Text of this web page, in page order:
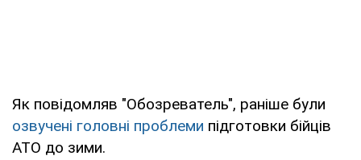
Як повідомляв "Обозреватель", раніше були
озвучені головні проблеми підготовки бійців
АТО до зими.